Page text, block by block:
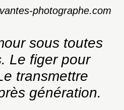
photographe.com
sous toutes
Le figer pour
transmettre
génération.